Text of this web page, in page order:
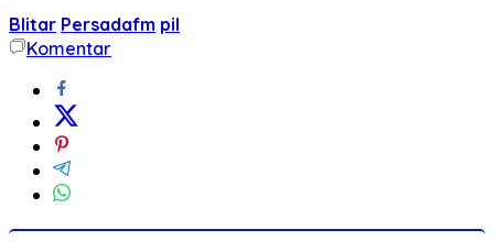
Blitar Persadafm pil
Komentar